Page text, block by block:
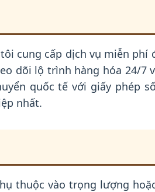
cung cấp dịch vụ miễn
dõi lộ trình hàng hóa 24/7
quốc tế với giấy phép
nhất.
thuộc vào trọng lượng